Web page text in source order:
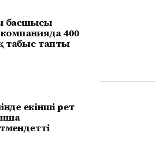
басшысы
компанияда 400
табыс тапты
екінші рет